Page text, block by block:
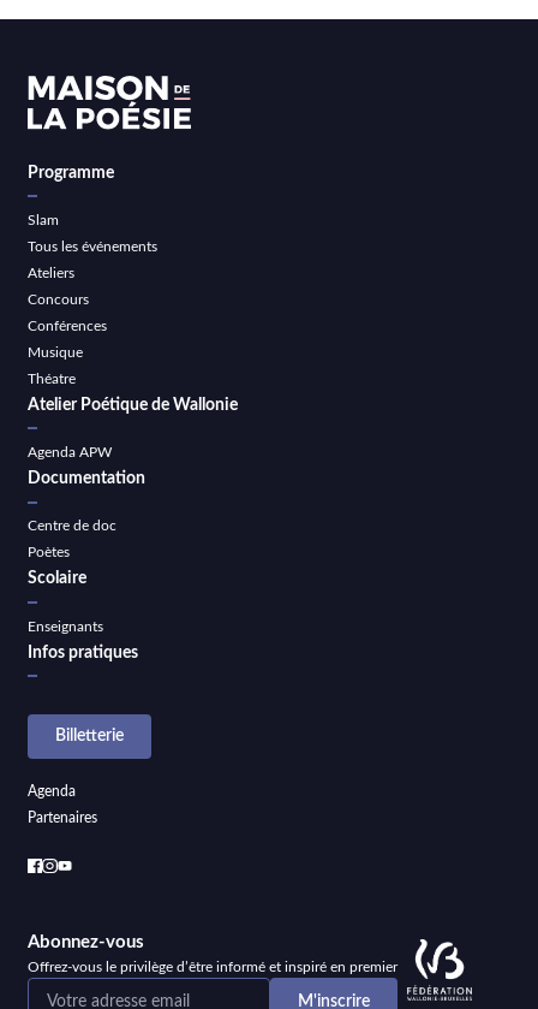
Programme
Slam
Tous les événements
Ateliers
Concours
Conférences
Musique
Théatre
Atelier Poétique de Wallonie
Agenda APW
Documentation
Centre de doc
Poètes
Scolaire
Enseignants
Infos pratiques
Billetterie
Agenda
Partenaires
Abonnez-vous
Offrez-vous le privilège d’être informé et inspiré en premier